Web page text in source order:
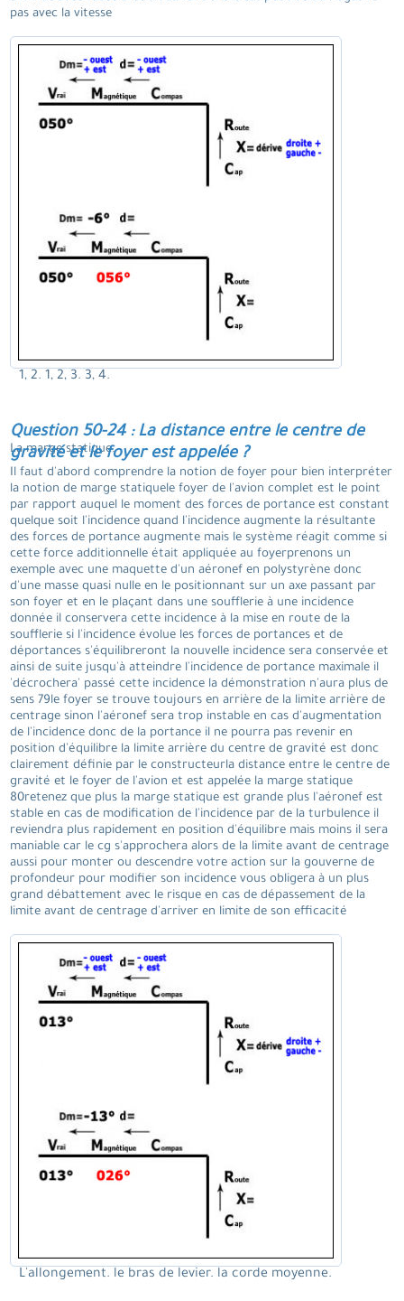
pas avec la vitesse
1, 2. 1, 2, 3. 3, 4.
Question 50-24 : La distance entre le centre de
gravité et le foyer est appelée ?
La marge statique.
Il faut d'abord comprendre la notion de foyer pour bien interpréter
la notion de marge statiquele foyer de l'avion complet est le point
par rapport auquel le moment des forces de portance est constant
quelque soit l'incidence quand l'incidence augmente la résultante
des forces de portance augmente mais le système réagit comme si
cette force additionnelle était appliquée au foyerprenons un
exemple avec une maquette d'un aéronef en polystyrène donc
d'une masse quasi nulle en le positionnant sur un axe passant par
son foyer et en le plaçant dans une soufflerie à une incidence
donnée il conservera cette incidence à la mise en route de la
soufflerie si l'incidence évolue les forces de portances et de
déportances s'équilibreront la nouvelle incidence sera conservée et
ainsi de suite jusqu'à atteindre l'incidence de portance maximale il
'décrochera' passé cette incidence la démonstration n'aura plus de
sens 79le foyer se trouve toujours en arrière de la limite arrière de
centrage sinon l'aéronef sera trop instable en cas d'augmentation
de l'incidence donc de la portance il ne pourra pas revenir en
position d'équilibre la limite arrière du centre de gravité est donc
clairement définie par le constructeurla distance entre le centre de
gravité et le foyer de l'avion et est appelée la marge statique
80retenez que plus la marge statique est grande plus l'aéronef est
stable en cas de modification de l'incidence par de la turbulence il
reviendra plus rapidement en position d'équilibre mais moins il sera
maniable car le cg s'approchera alors de la limite avant de centrage
aussi pour monter ou descendre votre action sur la gouverne de
profondeur pour modifier son incidence vous obligera à un plus
grand débattement avec le risque en cas de dépassement de la
limite avant de centrage d'arriver en limite de son efficacité
L'allongement. le bras de levier. la corde moyenne.